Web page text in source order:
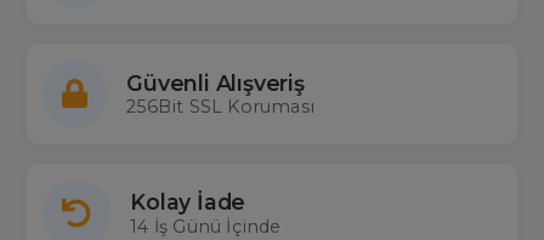
Güvenli Alışveriş
256Bit SSL Koruması
Kolay İade
14 İş Günü İçinde